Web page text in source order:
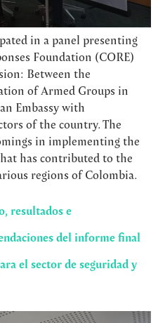
in a panel presenting
Foundation (CORE)
Between the
of Armed Groups in
Embassy with
of the country. The
in implementing the
has contributed to the
regions of Colombia.
resultados e
del informe final
el sector de seguridad y